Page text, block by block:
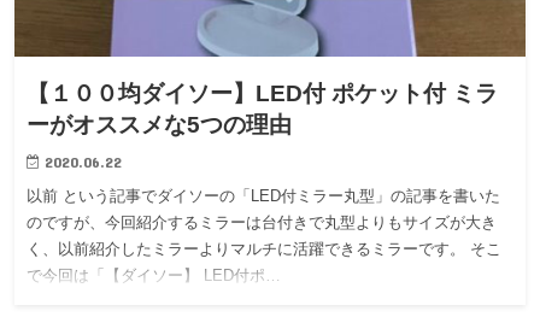
【１００均ダイソー】LED付 ポケット付 ミラ
ーがオススメな5つの理由
2020.06.22
以前 という記事でダイソーの「LED付ミラー丸型」の記事を書いた
のですが、今回紹介するミラーは台付きで丸型よりもサイズが大き
く、以前紹介したミラーよりマルチに活躍できるミラーです。 そこ
で今回は「【ダイソー】 LED付ポ…